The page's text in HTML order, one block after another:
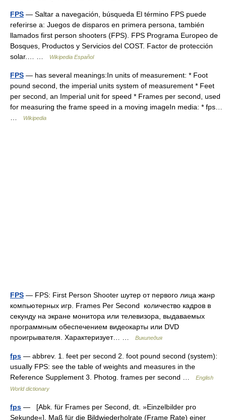
FPS — Saltar a navegación, búsqueda El término FPS puede
referirse a: Juegos de disparos en primera persona, también
llamados first person shooters (FPS). FPS Programa Europeo de
Bosques, Productos y Servicios del COST. Factor de protección
solar.… …
Wikipedia Español
FPS — has several meanings:In units of measurement: * Foot
pound second, the imperial units system of measurement * Feet
per second, an Imperial unit for speed * Frames per second, used
for measuring the frame speed in a moving imageIn media: * fps…
Wikipedia
FPS — FPS: First Person Shooter шутер от первого лица жанр
компьютерных игр. Frames Per Second количество кадров в
секунду на экране монитора или телевизора, выдаваемых
программным обеспечением видеокарты или DVD
проигрывателя. Характеризует… …
Википедия
fps — abbrev. 1. feet per second 2. foot pound second (system):
usually FPS: see the table of weights and measures in the
Reference Supplement 3. Photog. frames per second …
English
World dictionary
fps — [Abk. für Frames per Second, dt. »Einzelbilder pro
Sekunde«], Maß für die Bildwiederholrate (Frame Rate) einer